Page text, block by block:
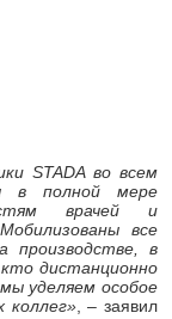
STADAво всем
в полной мере
врачей и
все
производстве, в
дистанционно
уделяем особое
коллег», – заявил